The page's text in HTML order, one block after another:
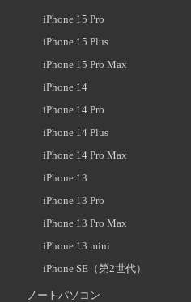
iPhone 15 Pro
iPhone 15 Plus
iPhone 15 Pro Max
iPhone 14
iPhone 14 Pro
iPhone 14 Plus
iPhone 14 Pro Max
iPhone 13
iPhone 13 Pro
iPhone 13 Pro Max
iPhone 13 mini
iPhone SE（第2世代）
ノートパソコン